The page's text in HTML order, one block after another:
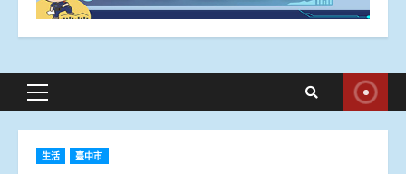
Primary
生活 臺中市